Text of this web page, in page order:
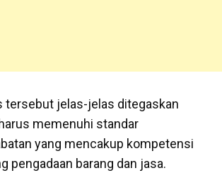
tersebut jelas-jelas ditegaskan
memenuhi standar
yang mencakup kompetensi
pengadaan barang dan jasa.